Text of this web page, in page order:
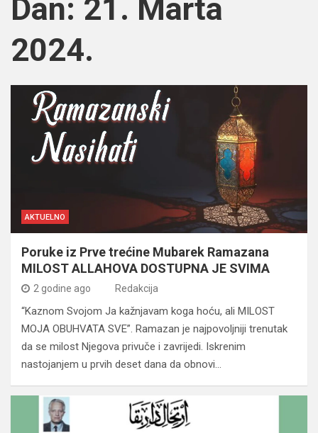
Dan: 21. Marta
2024.
AKTUELNO
Poruke iz Prve trećine Mubarek Ramazana
MILOST ALLAHOVA DOSTUPNA JE SVIMA
2 godine ago Redakcija
“Kaznom Svojom Ja kažnjavam koga hoću, ali MILOST
MOJA OBUHVATA SVE”. Ramazan je najpovoljniji trenutak
da se milost Njegova privuče i zavrijedi. Iskrenim
nastojanjem u prvih deset dana da obnovi…